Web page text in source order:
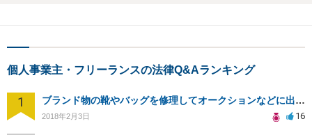
個人事業主・フリーランスの法律Q&Aランキング
1 ブランド物の靴やバッグを修理してオークションなどに出品したりすることは商標権の侵害にあたりますか？
2018年2月3日 16